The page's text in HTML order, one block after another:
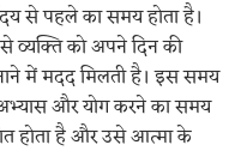
से पहले का समय होता है।
व्यक्ति को अपने दिन की
में मदद मिलती है। इस समय
अभ्यास और योग करने का समय
होता है और उसे आत्मा के